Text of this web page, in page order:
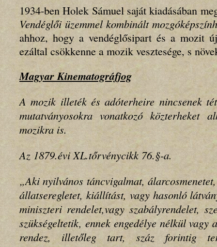
1934-ben Holek Sámuel saját kiadásában
Vendéglői üzemmel kombinált
ahhoz, hogy a vendéglősipart és a mozit
ezáltal csökkenne a mozik vesztesége, s
Magyar Kinematográfjog
A mozik illeték és adóterheire nincsenek
mutatványosokra vonatkozó közterheket
mozikra is.
Az 1879.évi XL.tőrvénycikk 76.§-a.
„Aki nyilvános táncvigalmat,
állatseregletet, kiállítást, vagy hasonló
miniszteri rendelet,vagy szabályrendelet,
szükségeltetik, ennek engedélye nélkül vagy
rendez, illetőleg tart, száz forintig